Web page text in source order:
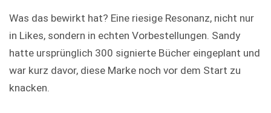
Was das bewirkt hat? Eine riesige Resonanz, nicht nur
in Likes, sondern in echten Vorbestellungen. Sandy
hatte ursprünglich 300 signierte Bücher eingeplant und
war kurz davor, diese Marke noch vor dem Start zu
knacken.